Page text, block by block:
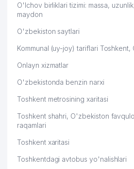
50 ISSIQLIKQUVVATTA'MIR
51 HIGH STAND TOURS MChJ
52 BAMBI LAND MChJ
53 IHTIO SERVIS-SO MChJ
O'ZBEKISTON ME'MORLAR
UYUSHMASI
55 PROMOTION MChJ
XOREOGRAFIYA MAKTAB
INTERNATIONAL LOGISTIC
O'lchov birliklari tizimi: massa,
maydon
O'zbekiston saytlari
Kommunal (uy-joy) tariflari Toshkent,
Onlayn xizmatlar
O'zbekistonda benzin narxi
Toshkent metrosining xaritasi
Toshkent shahri, O'zbekiston
raqamlari
Toshkent xaritasi
Toshkentdagi avtobus yo'nalishlari